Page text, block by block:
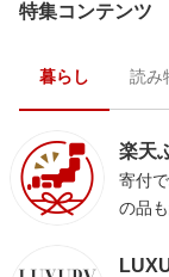
特集コンテンツ
暮らし 読み
楽天
寄付
の品